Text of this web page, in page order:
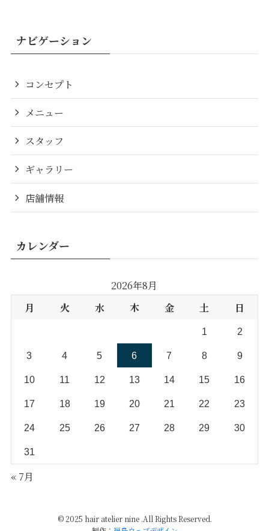
ナビゲーション
コンセプト
メニュー
スタッフ
ギャラリー
店舗情報
カレンダー
2026年8月
月
火 水 木 金 土 日
1 2
3 4 5 6 7 8 9
10 11 12 13 14 15 16
17 18 19 20 21 22 23
24 25 26 27 28 29 30
31
« 7月
©2025 hair atelier nine .All Rights Reserved.